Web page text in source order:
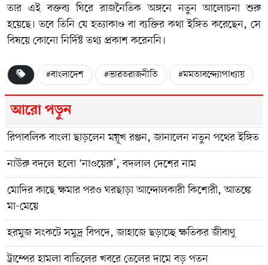
তার এই বক্তব্য ঘিরে রাজনৈতিক অঙ্গনে নতুন আলোচনা শুরু
হয়েছে। তবে তিনি যে হত্যাকাণ্ড বা ব্যক্তির কথা ইঙ্গিত করেছেন, সে
বিষয়ে কোনো নির্দিষ্ট তথ্য প্রকাশ করেননি।
#বাংলাদেশ #ভারতরাজনীতি #মমতাবন্দ্যোপাধ্যায়
আরো পড়ুন
রিপাবলিক বাংলা ছাড়লেন ময়ূখ রঞ্জন, জানালেন নতুন পথের ইঙ্গিত
নাউরু বদলে হলো ‘নাওয়েরু’, বদলাল দেশের নাম
মোদির কাছে ক্ষমার পরও ঘরছাড়া আন্দোলকারী কিশোরী, আতঙ্কে
মা-মেয়ে
হরমুজ সংকটে সমুদ্র বিপদে, জাহাজে ছড়াচ্ছে ক্ষতিকর জীবাণু
ট্রাম্পের হামলা বাতিলের খবরে তেলের দামে বড় পতন